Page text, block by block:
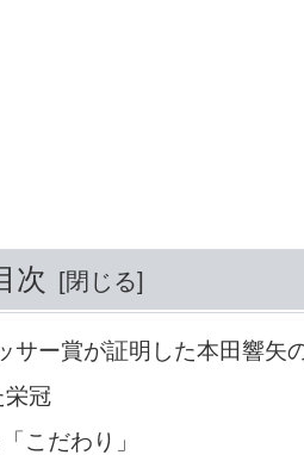
次
サー賞が証明した本田響矢
栄冠
こだわり」